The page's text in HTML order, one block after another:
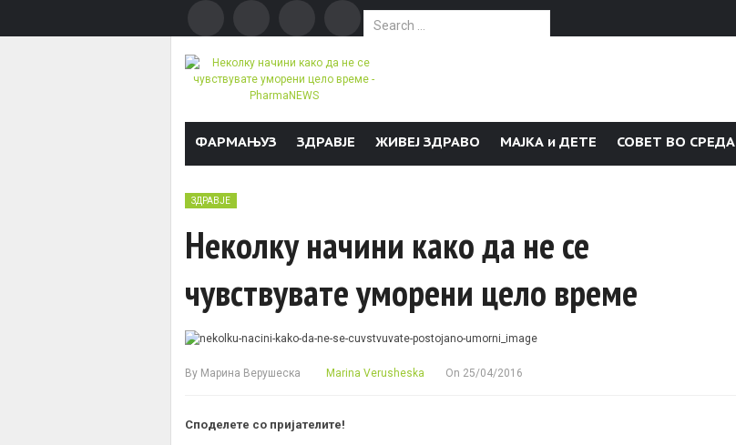
Search for:
ФАРМАЊУЗ ЗДРАВЈЕ ЖИВЕЈ ЗДРАВО МАЈКА и ДЕТЕ СОВЕТ ВО СРЕДА
ЗДРАВЈЕ
Неколку начини како да не се
чувствувате уморени цело време
By Марина Верушеска Marina Verusheska On 25/04/2016
Споделете со пријателите!